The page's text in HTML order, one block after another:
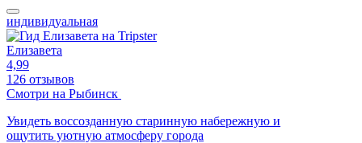
индивидуальная
Елизавета
4,99
126 отзывов
Смотри на Рыбинск
Увидеть воссозданную старинную набережную и
ощутить уютную атмосферу города